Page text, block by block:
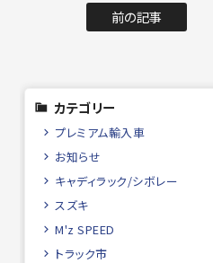
前の記事
カテゴリー
プレミアム輸入車
お知らせ
キャディラック/シボレー
スズキ
M'z SPEED
トラック市